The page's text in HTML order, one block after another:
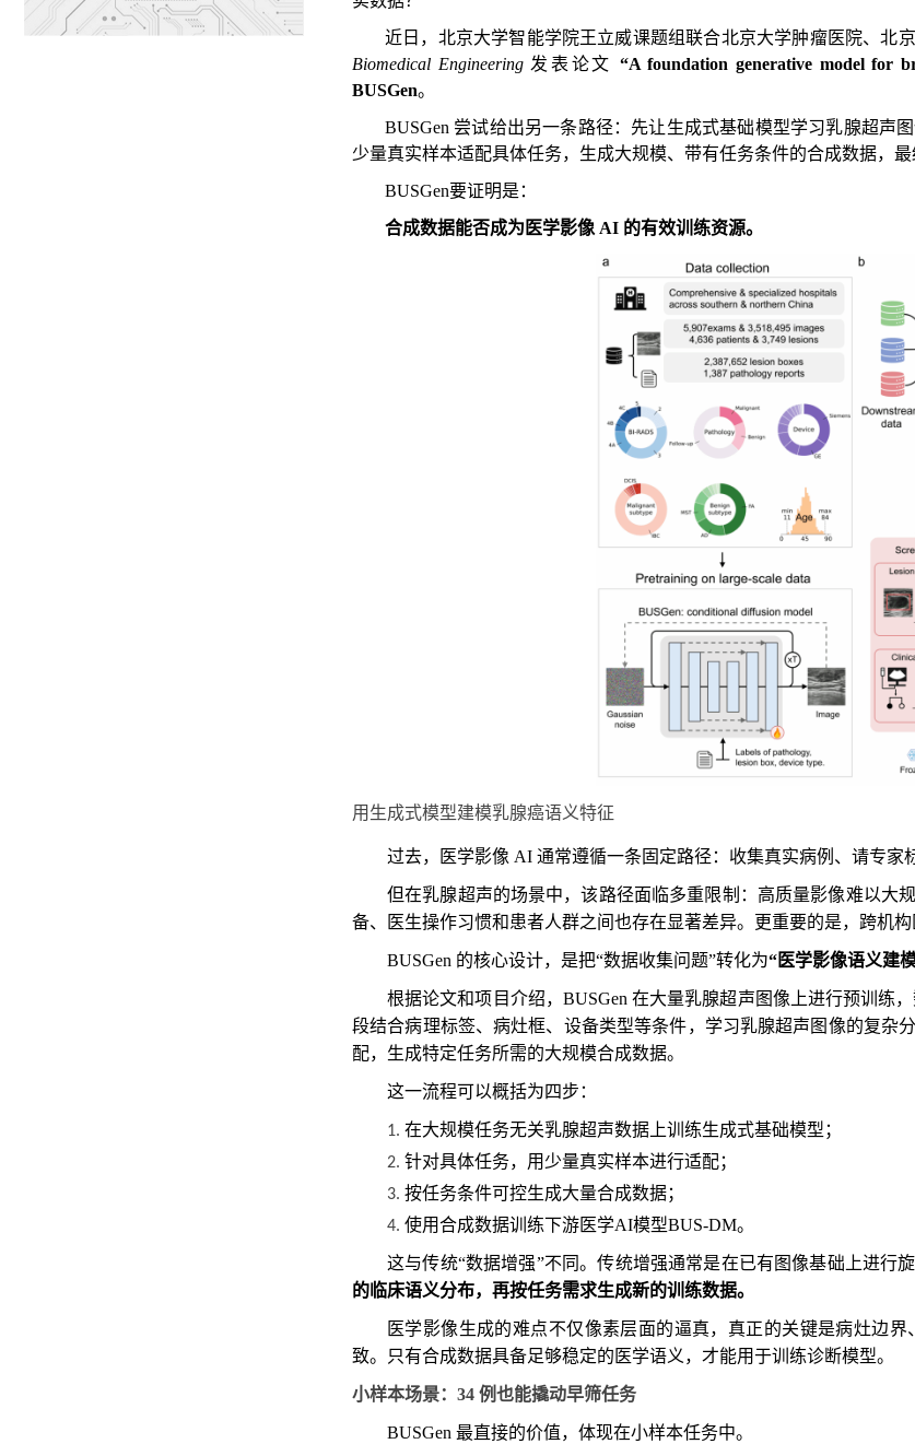
近日，北京大学智能学院王立威课题组联合北京大学肿瘤医院、北
Biomedical Engineering发表论文 “A foundation generative model for
BUSGen。
BUSGen 尝试给出另一条路径：先让生成式基础模型学习乳腺超声
少量真实样本适配具体任务，生成大规模、带有任务条件的合成数据，
BUSGen要证明是：
合成数据能否成为医学影像 AI 的有效训练资源。
用生成式模型建模乳腺癌语义特征
过去，医学影像 AI 通常遵循一条固定路径：收集真实病例、请专家
但在乳腺超声的场景中，该路径面临多重限制：高质量影像难以大
备、医生操作习惯和患者人群之间也存在显著差异。更重要的是，跨机
BUSGen 的核心设计，是把“数据收集问题”转化为“医学影像语义建
根据论文和项目介绍，BUSGen 在大量乳腺超声图像上进行预训练
段结合病理标签、病灶框、设备类型等条件，学习乳腺超声图像的复杂
配，生成特定任务所需的大规模合成数据。
这一流程可以概括为四步：
1. 在大规模任务无关乳腺超声数据上训练生成式基础模型；
2. 针对具体任务，用少量真实样本进行适配；
3. 按任务条件可控生成大量合成数据；
4. 使用合成数据训练下游医学AI模型BUS-DM。
这与传统“数据增强”不同。传统增强通常是在已有图像基础上进行
的临床语义分布，再按任务需求生成新的训练数据。
医学影像生成的难点不仅像素层面的逼真，真正的关键是病灶边
致。只有合成数据具备足够稳定的医学语义，才能用于训练诊断模型。
小样本场景：34 例也能撬动早筛任务
BUSGen 最直接的价值，体现在小样本任务中。